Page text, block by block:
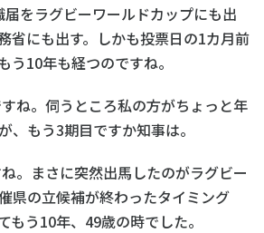
届をラグビーワールドカップにも出
省にも出す。しかも投票日の1カ月前
う10年も経つのですね。
ね。伺うところ私の方がちょっと年
、もう3期目ですか知事は。
。まさに突然出馬したのがラグビー
県の立候補が終わったタイミング
もう10年、49歳の時でした。